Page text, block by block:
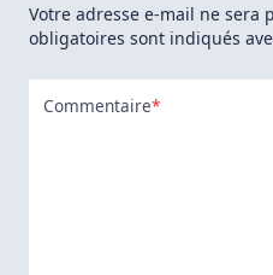
Votre adresse e-mail ne sera
obligatoires sont indiqués
Commentaire*